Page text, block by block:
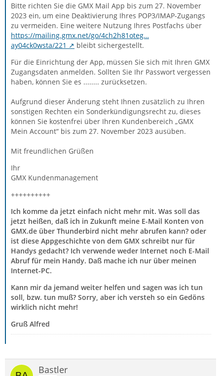
Bitte richten Sie die GMX Mail App bis zum 27. ‌‌November‌‌
20‌23 ein, um eine Deaktivierung Ihres POP3/IMAP-Zugangs
zu vermeiden. Eine weitere Nutzung Ihres Postfachs über
https://mailing.gmx.net/go/4ch2h81oteg…
ay04ck0wsta/221
bleibt sichergestellt.
Für die Einrichtung der App, müssen Sie sich mit Ihren GMX
Zugangsdaten anmelden. Sollten Sie Ihr Passwort vergessen
haben, können Sie es ........ zurücksetzen.
Aufgrund dieser Änderung steht Ihnen zusätzlich zu Ihren
sonstigen Rechten ein Sonderkündigungsrecht zu, dieses
können Sie kostenfrei über Ihren Kundenbereich „GMX
Mein Account“ bis zum 27. ‌‌November‌‌ 20‌23 ausüben.
Mit freundlichen Grüßen
Ihr
GMX Kundenmanagement
++++++++++
Ich komme da jetzt einfach nicht mehr mit. Was soll das
jetzt heißen, daß ich in Zukunft meine E-Mail Konten von
GMX.de über Thunderbird nicht mehr abrufen kann? oder
ist diese Appgeschichte von dem GMX schreibt nur für
Handys gedacht? Ich verwende weder Internet noch E-Mail
Abruf für mein Handy. Daß mache ich nur über meinen
Internet-PC.
Kann mir da jemand weiter helfen und sagen was ich tun
soll, bzw. tun muß? Sorry, aber ich versteh so ein Gedöns
wirklich nicht mehr!
Gruß Alfred
Bastler